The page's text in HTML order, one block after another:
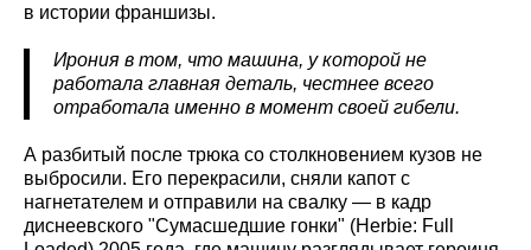
в истории франшизы.
Ирония в том, что машина, у которой не
работала главная деталь, честнее всего
отработала именно в момент своей гибели.
А разбитый после трюка со столкновением кузов не
выбросили. Его перекрасили, сняли капот с
нагнетателем и отправили на свалку — в кадр
диснеевского "Сумасшедшие гонки" (Herbie: Full